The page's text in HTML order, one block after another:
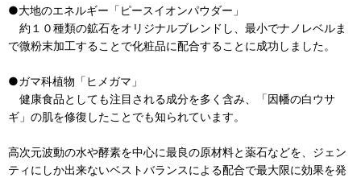
●大地のエネルギー「ピースイオンパウダー」
約１０種類の鉱石をオリジナルブレンドし、最小でナノレベルま
で微粉末加工することで化粧品に配合することに成功しました。
●ガマ科植物「ヒメガマ」
健康食品としても注目される成分を多く含み、「因幡の白ウサ
ギ」の肌を修復したことでも知られています。
高次元波動の水や酵素を中心に最良の原材料と薬石などを、ジェン
ティにしか出来ないベストバランスによる配合で最大限に効果を発